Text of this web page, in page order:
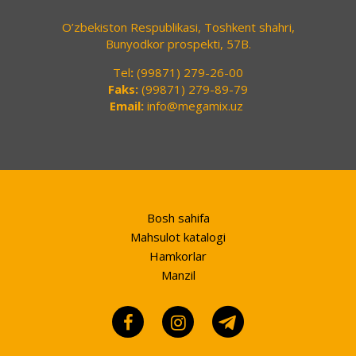
O’zbekiston Respublikasi, Toshkent shahri,
Bunyodkor prospekti, 57B.
Tel: (99871) 279-26-00
Faks: (99871) 279-89-79
Email: info@megamix.uz
Bosh sahifa
Mahsulot katalogi
Hamkorlar
Manzil